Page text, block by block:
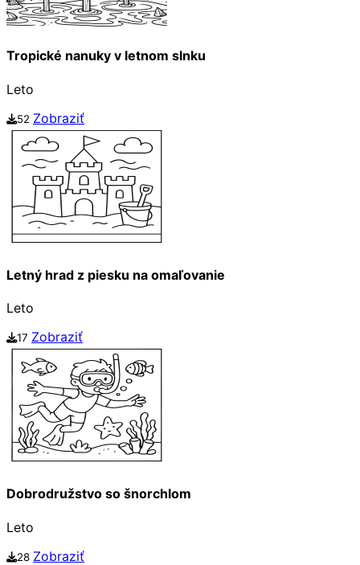
Tropické nanuky v letnom slnku
Leto
52 Zobraziť
Letný hrad z piesku na omaľovanie
Leto
17 Zobraziť
Dobrodružstvo so šnorchlom
Leto
28 Zobraziť